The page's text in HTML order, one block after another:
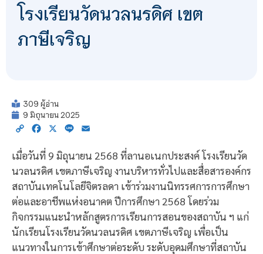
โรงเรียนวัดนวลนรดิศ เขต
ภาษีเจริญ
309 ผู้อ่าน
9 มิถุนายน 2025
Copy Facebook
X Line
เมื่อวันที่ 9 มิถุนายน 2568 ที่ลานอเนกประสงค์ โรงเรียนวัด
นวลนรดิศ เขตภาษีเจริญ งานบริหารทั่วไปและสื่อสารองค์กร
สถาบันเทคโนโลยีจิตรลดา เข้าร่วมงานนิทรรศการการศึกษา
ต่อและอาชีพแห่งอนาคต ปีการศึกษา 2568 โดยร่วม
กิจกรรมแนะนำหลักสูตรการเรียนการสอนของสถาบัน ฯ แก่
นักเรียนโรงเรียนวัดนวลนรดิศ เขตภาษีเจริญ เพื่อเป็น
แนวทางในการเข้าศึกษาต่อระดับ ระดับอุดมศึกษาที่สถาบัน